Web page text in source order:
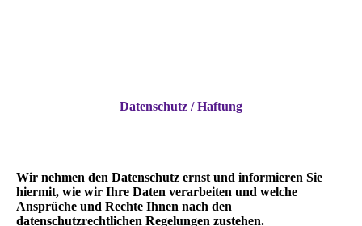
Datenschutz / Haftung
Wir nehmen den Datenschutz ernst und informieren Sie
hiermit, wie wir Ihre Daten verarbeiten und welche
Ansprüche und Rechte Ihnen nach den
datenschutzrechtlichen Regelungen zustehen.